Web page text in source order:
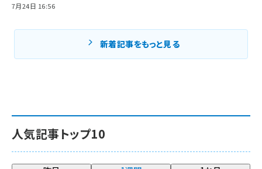
人気記事トップ10
7月24日 16:56
新着記事をもっと見る